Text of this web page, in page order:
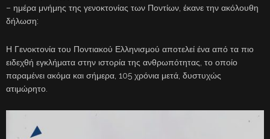
– ημέρα μνήμης της γενοκτονίας των Ποντίων, έκανε την ακόλουθη
δήλωση:
Η Γενοκτονία του Ποντιακού Ελληνισμού αποτελεί ένα από τα πιο
ειδεχθή εγκλήματα στην ιστορία της ανθρωπότητας, το οποίο
παραμένει ακόμα και σήμερα, 105 χρόνια μετά, δυστυχώς
ατιμώρητο.